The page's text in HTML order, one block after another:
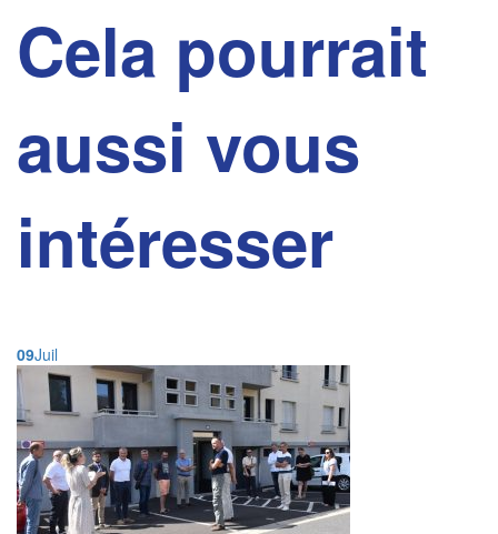
Cela pourrait
aussi vous
intéresser
09Juil